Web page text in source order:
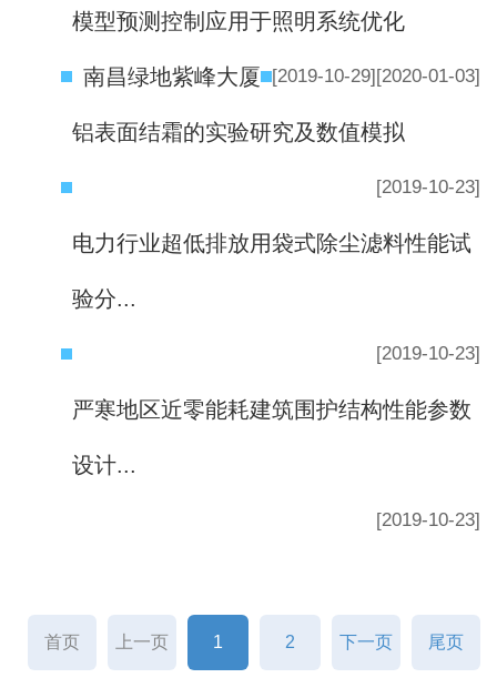
模型预测控制应用于照明系统优化
[2020-01-03]
南昌绿地紫峰大厦 [2019-10-29]
铝表面结霜的实验研究及数值模拟
[2019-10-23]
电力行业超低排放用袋式除尘滤料性能试
验分...
[2019-10-23]
严寒地区近零能耗建筑围护结构性能参数
设计...
[2019-10-23]
首页 上一页 1 2 下一页 尾页